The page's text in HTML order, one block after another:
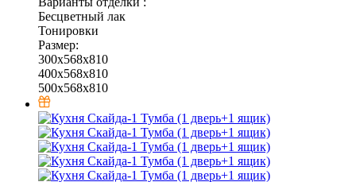
Бесцветный лак
Тонировки
Размер:
300x568x810
400x568x810
500x568x810